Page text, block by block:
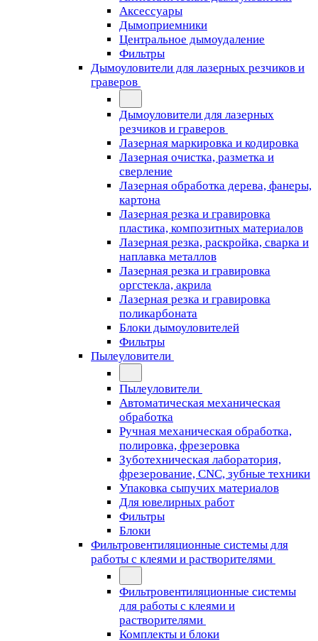
Аксессуары
Дымоприемники
Центральное дымоудаление
Фильтры
Дымоуловители для лазерных резчиков и
граверов
Дымоуловители для лазерных
резчиков и граверов
Лазерная маркировка и кодировка
Лазерная очистка, разметка и
сверление
Лазерная обработка дерева, фанеры,
картона
Лазерная резка и гравировка
пластика, композитных материалов
Лазерная резка, раскройка, сварка и
наплавка металлов
Лазерная резка и гравировка
оргстекла, акрила
Лазерная резка и гравировка
поликарбоната
Блоки дымоуловителей
Фильтры
Пылеуловители
Пылеуловители
Автоматическая механическая
обработка
Ручная механическая обработка,
полировка, фрезеровка
Зуботехническая лаборатория,
фрезерование, CNC, зубные техники
Упаковка сыпучих материалов
Для ювелирных работ
Фильтры
Блоки
Фильтровентиляционные системы для
работы с клеями и растворителями
Фильтровентиляционные системы
для работы с клеями и
растворителями
Комплекты и блоки